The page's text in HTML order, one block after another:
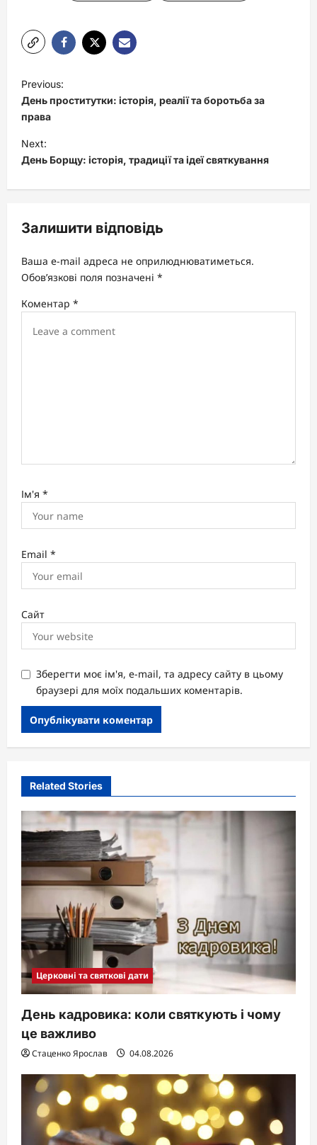
P
o
s
t
n
a
i
a
i
Previous:
День проститутки: історія, реалії та боротьба за
права
Next:
День Борщу: історія, традиції та ідеї святкування
Залишити відповідь
Ваша e-mail адреса не оприлюднюватиметься.
Обов’язкові поля позначені *
Коментар *
Ім'я *
Email *
Сайт
Зберегти моє ім'я, e-mail, та адресу сайту в цьому
браузері для моїх подальших коментарів.
Related Stories
Церковні та святкові дати
День кадровика: коли святкують і чому
це важливо
Стаценко Ярослав 04.08.2026